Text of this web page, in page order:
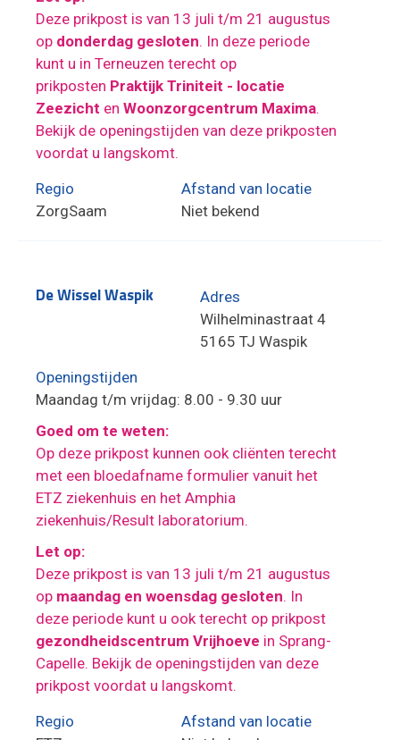
Deze prikpost is van 13 juli t/m 21 augustus
op donderdag gesloten. In deze periode
kunt u in Terneuzen terecht op
prikposten Praktijk Triniteit - locatie
Zeezicht en Woonzorgcentrum Maxima.
Bekijk de openingstijden van deze prikposten
voordat u langskomt.
Regio
ZorgSaam
Afstand van locatie
Niet bekend
De Wissel Waspik
Adres
Wilhelminastraat 4
5165 TJ Waspik
Openingstijden
Maandag t/m vrijdag: 8.00 - 9.30 uur
Goed om te weten:
Op deze prikpost kunnen ook cliënten terecht
met een bloedafname formulier vanuit het
ETZ ziekenhuis en het Amphia
ziekenhuis/Result laboratorium.
Let op:
Deze prikpost is van 13 juli t/m 21 augustus
op maandag en woensdag gesloten. In
deze periode kunt u ook terecht op prikpost
gezondheidscentrum Vrijhoeve in Sprang-
Capelle. Bekijk de openingstijden van deze
prikpost voordat u langskomt.
Regio
Afstand van locatie